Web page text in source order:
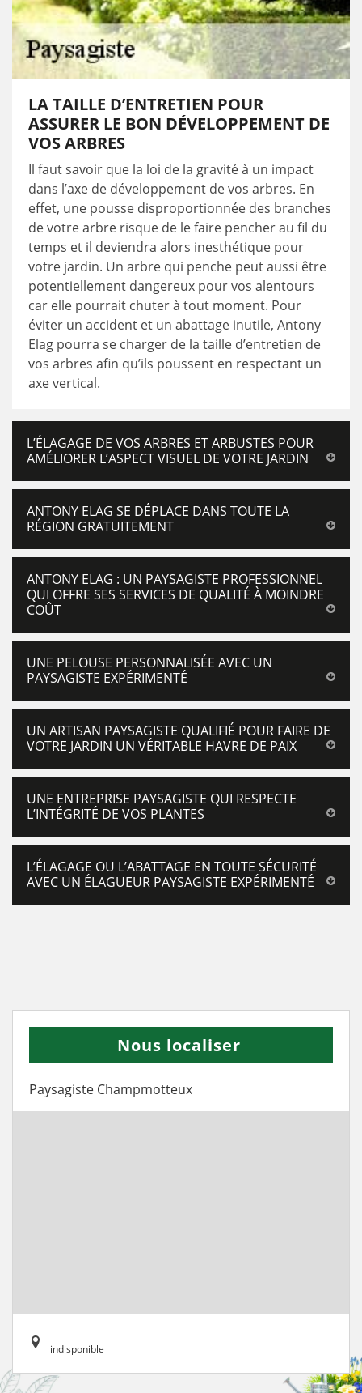
LA TAILLE D’ENTRETIEN POUR
ASSURER LE BON DÉVELOPPEMENT DE
VOS ARBRES
Il faut savoir que la loi de la gravité à un impact
dans l’axe de développement de vos arbres. En
effet, une pousse disproportionnée des branches
de votre arbre risque de le faire pencher au fil du
temps et il deviendra alors inesthétique pour
votre jardin. Un arbre qui penche peut aussi être
potentiellement dangereux pour vos alentours
car elle pourrait chuter à tout moment. Pour
éviter un accident et un abattage inutile, Antony
Elag pourra se charger de la taille d’entretien de
vos arbres afin qu’ils poussent en respectant un
axe vertical.
L’ÉLAGAGE DE VOS ARBRES ET ARBUSTES POUR
AMÉLIORER L’ASPECT VISUEL DE VOTRE JARDIN
ANTONY ELAG SE DÉPLACE DANS TOUTE LA
RÉGION GRATUITEMENT
ANTONY ELAG : UN PAYSAGISTE PROFESSIONNEL
QUI OFFRE SES SERVICES DE QUALITÉ À MOINDRE
COÛT
UNE PELOUSE PERSONNALISÉE AVEC UN
PAYSAGISTE EXPÉRIMENTÉ
UN ARTISAN PAYSAGISTE QUALIFIÉ POUR FAIRE DE
VOTRE JARDIN UN VÉRITABLE HAVRE DE PAIX
UNE ENTREPRISE PAYSAGISTE QUI RESPECTE
L’INTÉGRITÉ DE VOS PLANTES
L’ÉLAGAGE OU L’ABATTAGE EN TOUTE SÉCURITÉ
AVEC UN ÉLAGUEUR PAYSAGISTE EXPÉRIMENTÉ
Nous localiser
Paysagiste Champmotteux
indisponible